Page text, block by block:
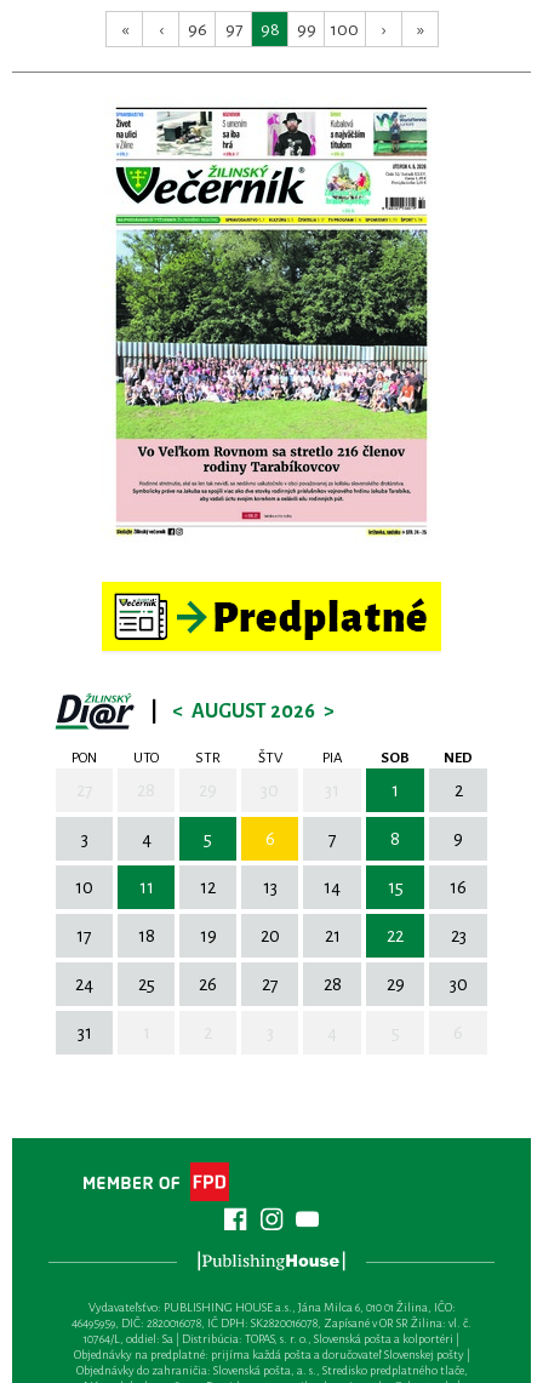
« ‹ 96 97 98 99 100 › »
< AUGUST 2026 >
PON UTO STR ŠTV PIA SOB NED
1 2
3 4 5 6 7 8 9
10 11 12 13 14 15 16
17 18 19 20 21 22 23
24 25 26 27 28 29 30
31
Vydavateľsťvo: PUBLISHING HOUSE a.s., Jána Milca 6, 010 01 Žilina, IČO:
46495959, DIČ: 2820016078, IČ DPH: SK2820016078, Zapísané v OR SR Žilina: vl. č.
10764/L, oddiel: Sa | Distribúcia: TOPAS, s. r. o., Slovenská pošta a kolportéri |
Objednávky na predplatné: prijíma každá pošta a doručovateľ Slovenskej pošty |
Objednávky do zahraničia: Slovenská pošta, a. s., Stredisko predplatného tlače,